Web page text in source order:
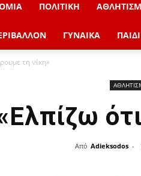
ΠΟΛΙΤΙΚΗ
ΓΥΝΑΙΚΑ ΠΑΙΔΙ
τη νίκη»
Από Adieksodos -